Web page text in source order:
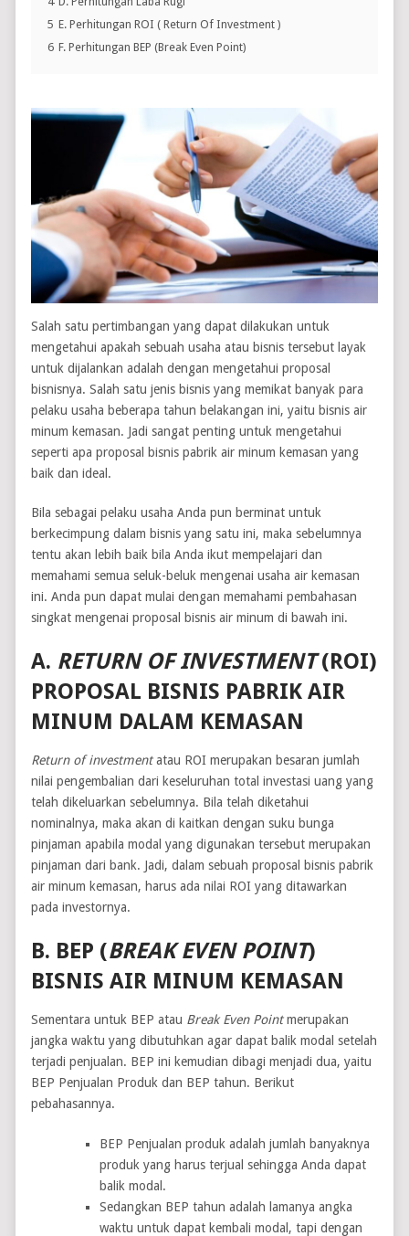
5 E. Perhitungan ROI ( Return Of Investment )
6 F. Perhitungan BEP (Break Even Point)
Salah satu pertimbangan yang dapat dilakukan untuk
mengetahui apakah sebuah usaha atau bisnis tersebut layak
untuk dijalankan adalah dengan mengetahui proposal
bisnisnya. Salah satu jenis bisnis yang memikat banyak para
pelaku usaha beberapa tahun belakangan ini, yaitu bisnis air
minum kemasan. Jadi sangat penting untuk mengetahui
seperti apa proposal bisnis pabrik air minum kemasan yang
baik dan ideal.
Bila sebagai pelaku usaha Anda pun berminat untuk
berkecimpung dalam bisnis yang satu ini, maka sebelumnya
tentu akan lebih baik bila Anda ikut mempelajari dan
memahami semua seluk-beluk mengenai usaha air kemasan
ini. Anda pun dapat mulai dengan memahami pembahasan
singkat mengenai proposal bisnis air minum di bawah ini.
A. RETURN OF INVESTMENT(ROI)
PROPOSAL BISNIS PABRIK AIR
MINUM DALAM KEMASAN
Return of investmentatau ROI merupakan besaran jumlah
nilai pengembalian dari keseluruhan total investasi uang yang
telah dikeluarkan sebelumnya. Bila telah diketahui
nominalnya, maka akan di kaitkan dengan suku bunga
pinjaman apabila modal yang digunakan tersebut merupakan
pinjaman dari bank. Jadi, dalam sebuah proposal bisnis pabrik
air minum kemasan, harus ada nilai ROI yang ditawarkan
pada investornya.
B. BEP (BREAK EVEN POINT)
BISNIS AIR MINUM KEMASAN
Sementara untuk BEP atau Break Even Pointmerupakan
jangka waktu yang dibutuhkan agar dapat balik modal setelah
terjadi penjualan. BEP ini kemudian dibagi menjadi dua, yaitu
BEP Penjualan Produk dan BEP tahun. Berikut
pebahasannya.
BEP Penjualan produk adalah jumlah banyaknya
produk yang harus terjual sehingga Anda dapat
balik modal.
Sedangkan BEP tahun adalah lamanya angka
waktu untuk dapat kembali modal, tapi dengan